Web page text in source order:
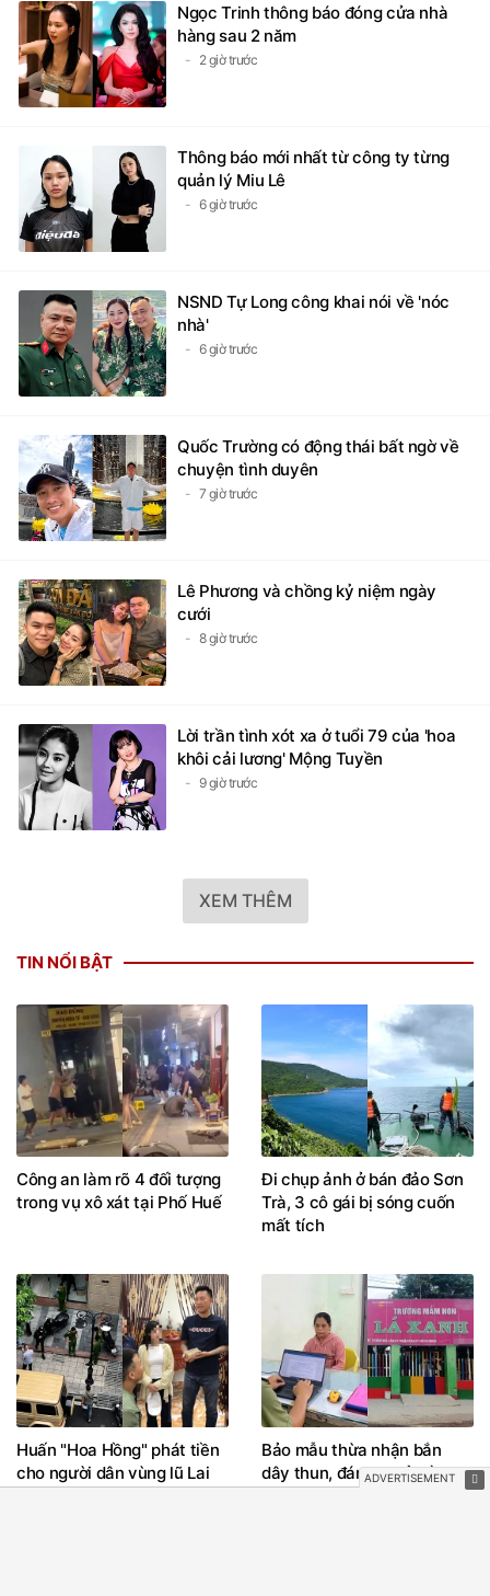
Ngọc Trinh thông báo đóng cửa nhà
hàng sau 2 năm
2 giờ trước
Thông báo mới nhất từ công ty từng
quản lý Miu Lê
6 giờ trước
NSND Tự Long công khai nói về 'nóc
nhà'
6 giờ trước
Quốc Trường có động thái bất ngờ về
chuyện tình duyên
7 giờ trước
Lê Phương và chồng kỷ niệm ngày
cưới
8 giờ trước
Lời trần tình xót xa ở tuổi 79 của 'hoa
khôi cải lương' Mộng Tuyền
9 giờ trước
XEM THÊM
TIN NỔI BẬT
Công an làm rõ 4 đối tượng
trong vụ xô xát tại Phố Huế
Đi chụp ảnh ở bán đảo Sơn
Trà, 3 cô gái bị sóng cuốn
mất tích
Huấn "Hoa Hồng" phát tiền
cho người dân vùng lũ Lai
Bảo mẫu thừa nhận bắn
dây thun, đánh 2 trẻ mầm